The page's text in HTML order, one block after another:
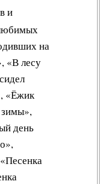
и
на
«В лесу
«Ёжик
день